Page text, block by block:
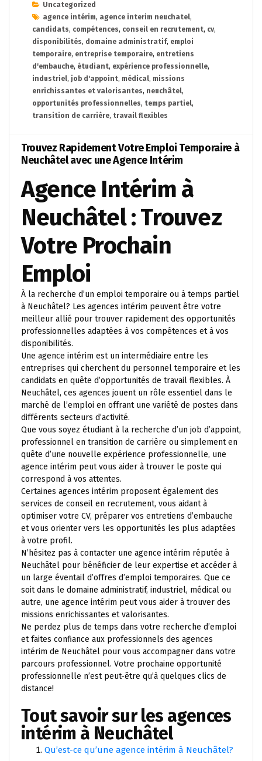
Uncategorized
agence intérim, agence interim neuchatel,
candidats, compétences, conseil en recrutement, cv,
disponibilités, domaine administratif, emploi
temporaire, entreprise temporaire, entretiens
d'embauche, étudiant, expérience professionnelle,
industriel, job d'appoint, médical, missions
enrichissantes et valorisantes, neuchâtel,
opportunités professionnelles, temps partiel,
transition de carrière, travail flexibles
Trouvez Rapidement Votre Emploi Temporaire à
Neuchâtel avec une Agence Intérim
Agence Intérim à
Neuchâtel : Trouvez
Votre Prochain
Emploi
À la recherche d’un emploi temporaire ou à temps partiel
à Neuchâtel? Les agences intérim peuvent être votre
meilleur allié pour trouver rapidement des opportunités
professionnelles adaptées à vos compétences et à vos
disponibilités.
Une agence intérim est un intermédiaire entre les
entreprises qui cherchent du personnel temporaire et les
candidats en quête d’opportunités de travail flexibles. À
Neuchâtel, ces agences jouent un rôle essentiel dans le
marché de l’emploi en offrant une variété de postes dans
différents secteurs d’activité.
Que vous soyez étudiant à la recherche d’un job d’appoint,
professionnel en transition de carrière ou simplement en
quête d’une nouvelle expérience professionnelle, une
agence intérim peut vous aider à trouver le poste qui
correspond à vos attentes.
Certaines agences intérim proposent également des
services de conseil en recrutement, vous aidant à
optimiser votre CV, préparer vos entretiens d’embauche
et vous orienter vers les opportunités les plus adaptées
à votre profil.
N’hésitez pas à contacter une agence intérim réputée à
Neuchâtel pour bénéficier de leur expertise et accéder à
un large éventail d’offres d’emploi temporaires. Que ce
soit dans le domaine administratif, industriel, médical ou
autre, une agence intérim peut vous aider à trouver des
missions enrichissantes et valorisantes.
Ne perdez plus de temps dans votre recherche d’emploi
et faites confiance aux professionnels des agences
intérim de Neuchâtel pour vous accompagner dans votre
parcours professionnel. Votre prochaine opportunité
professionnelle n’est peut-être qu’à quelques clics de
distance!
Tout savoir sur les agences
intérim à Neuchâtel
Qu’est-ce qu’une agence intérim à Neuchâtel?